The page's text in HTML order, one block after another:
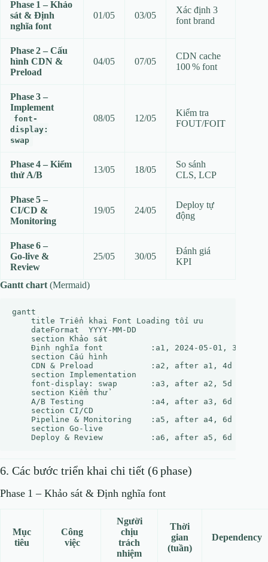
Phase 1 – Khảo
sát & Định
nghĩa font
01/05 03/05
Xác định 3
font brand
Phase 2 – Cấu
hình CDN &
Preload
04/05 07/05
CDN cache
100 % font
Phase 3 –
Implement
font-
display:
swap
08/05 12/05
Kiểm tra
FOUT/FOIT
Phase 4 – Kiểm
thử A/B
13/05 18/05
So sánh
CLS, LCP
Phase 5 –
CI/CD &
Monitoring
19/05 24/05
Deploy tự
động
Phase 6 –
Go‑live &
Review
25/05 30/05
Đánh giá
KPI
Gantt chart (Mermaid)
gantt
    title Triển khai Font Loading tối ưu
    dateFormat  YYYY-MM-DD
    section Khảo sát
    Định nghĩa font          :a1, 2024-05-01, 3d
    section Cấu hình
    CDN & Preload            :a2, after a1, 4d
    section Implementation
    font-display: swap       :a3, after a2, 5d
    section Kiểm thử
    A/B Testing              :a4, after a3, 6d
    section CI/CD
    Pipeline & Monitoring    :a5, after a4, 6d
    section Go‑live
6. Các bước triển khai chi tiết (6 phase)
Phase 1 – Khảo sát & Định nghĩa font
Mục
tiêu
Công
việc
Người
chịu
trách
nhiệm
Thời
gian
(tuần)
Dependency